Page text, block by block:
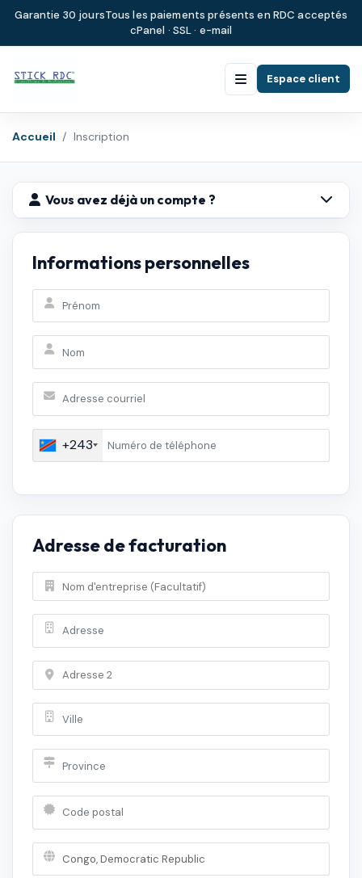
Garantie 30 joursTous les paiements présents en RDC acceptés
cPanel · SSL · e-mail
Espace client
Accueil Inscription
Vous avez déjà un compte ?
Informations personnelles
+243
Adresse de facturation